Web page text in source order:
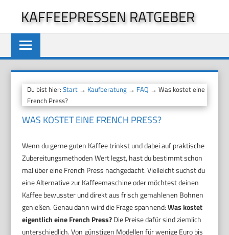
springen
KAFFEEPRESSEN RATGEBER
Du bist hier:Start → Kaufberatung → FAQ → Was kostet eine
French Press?
WAS KOSTET EINE FRENCH PRESS?
Wenn du gerne guten Kaffee trinkst und dabei auf praktische
Zubereitungsmethoden Wert legst, hast du bestimmt schon
mal über eine French Press nachgedacht. Vielleicht suchst du
eine Alternative zur Kaffeemaschine oder möchtest deinen
Kaffee bewusster und direkt aus frisch gemahlenen Bohnen
genießen. Genau dann wird die Frage spannend:Was kostet
eigentlich eine French Press?Die Preise dafür sind ziemlich
unterschiedlich. Von günstigen Modellen für wenige Euro bis